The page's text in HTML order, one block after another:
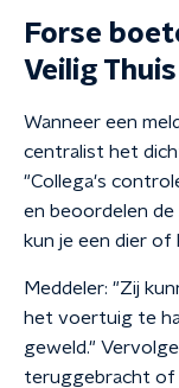
Forse
Veilig Thuis
Wanneer een
centralist het
"Collega's
en beoordelen
kun je een dier
Meddeler: "Zij
het voertuig te
geweld."
teruggebracht of